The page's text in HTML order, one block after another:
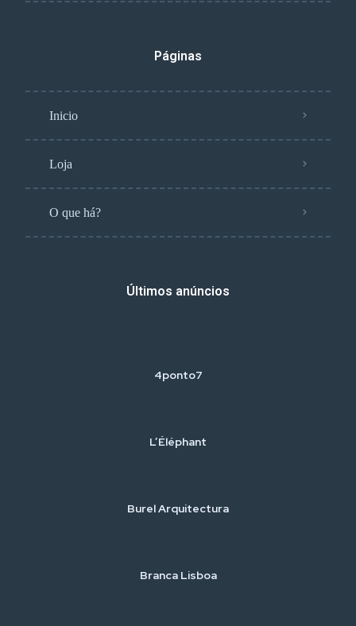
Páginas
Inicio
Loja
O que há?
Últimos anúncios
4ponto7
L’Éléphant
Burel Arquitectura
Branca Lisboa